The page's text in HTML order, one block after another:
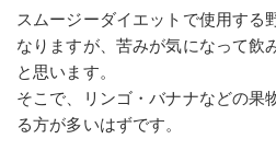
スムージーダイエットで使用する
なりますが、苦みが気になって飲
と思います。
そこで、リンゴ・バナナなどの果
る方が多いはずです。